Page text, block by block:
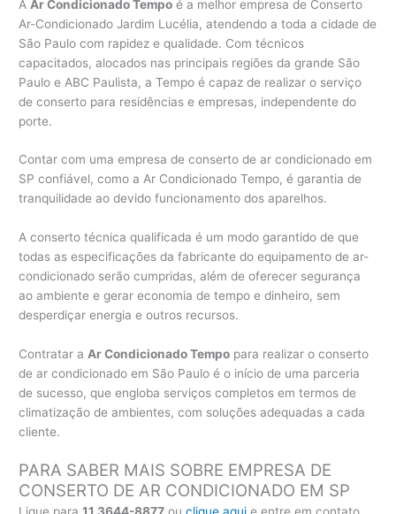
A Ar Condicionado Tempo é a melhor empresa de Conserto
Ar-Condicionado Jardim Lucélia, atendendo a toda a cidade de
São Paulo com rapidez e qualidade. Com técnicos
capacitados, alocados nas principais regiões da grande São
Paulo e ABC Paulista, a Tempo é capaz de realizar o serviço
de conserto para residências e empresas, independente do
porte.
Contar com uma empresa de conserto de ar condicionado em
SP confiável, como a Ar Condicionado Tempo, é garantia de
tranquilidade ao devido funcionamento dos aparelhos.
A conserto técnica qualificada é um modo garantido de que
todas as especificações da fabricante do equipamento de ar-
condicionado serão cumpridas, além de oferecer segurança
ao ambiente e gerar economia de tempo e dinheiro, sem
desperdiçar energia e outros recursos.
Contratar a Ar Condicionado Tempo para realizar o conserto
de ar condicionado em São Paulo é o início de uma parceria
de sucesso, que engloba serviços completos em termos de
climatização de ambientes, com soluções adequadas a cada
cliente.
PARA SABER MAIS SOBRE EMPRESA DE
CONSERTO DE AR CONDICIONADO EM SP